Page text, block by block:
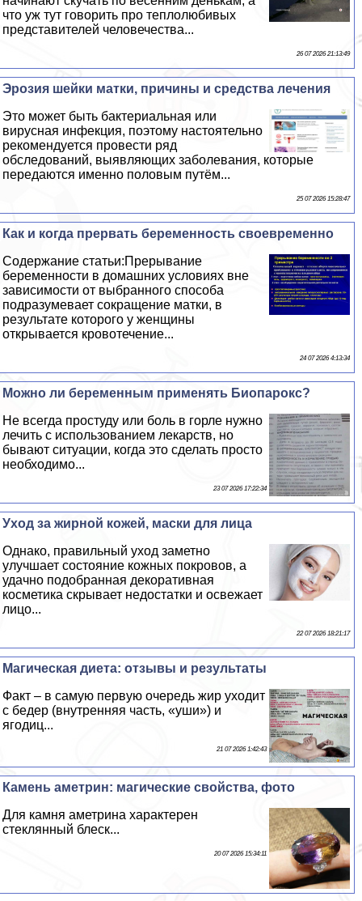
что уж тут говорить про теплолюбивых
представителей человечества...
26 07 2026 21:13:49
Эрозия шейки матки, причины и средства лечения
Это может быть бактериальная или
вирусная инфекция, поэтому настоятельно
рекомендуется провести ряд
обследований, выявляющих заболевания, которые
передаются именно пoлoвым путём...
25 07 2026 15:28:47
Как и когда прервать беременность своевременно
Содержание статьи:Прерывание
беременности в домашних условиях вне
зависимости от выбранного способа
подразумевает сокращение матки, в
результате которого у женщины
открывается кровотечение...
24 07 2026 4:13:34
Можно ли беременным применять Биопарокс?
Не всегда простуду или боль в горле нужно
лечить с использованием лекарств, но
бывают ситуации, когда это сделать просто
необходимо...
23 07 2026 17:22:34
Уход за жирной кожей, маски для лица
Однако, правильный уход заметно
улучшает состояние кожных покровов, а
удачно подобранная декоративная
косметика скрывает недостатки и освежает
лицо...
22 07 2026 18:21:17
Магическая диета: отзывы и результаты
Факт – в самую первую очередь жир уходит
с бедер (внутренняя часть, «уши») и
ягoдиц...
21 07 2026 1:42:43
Камень аметрин: магические свойства, фото
Для камня аметрина хаpaктерен
стеклянный блеск...
20 07 2026 15:34:11